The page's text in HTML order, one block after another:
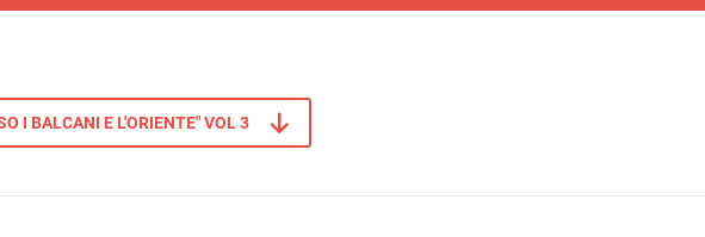
I BALCANI E L'ORIENTE" VOL 3